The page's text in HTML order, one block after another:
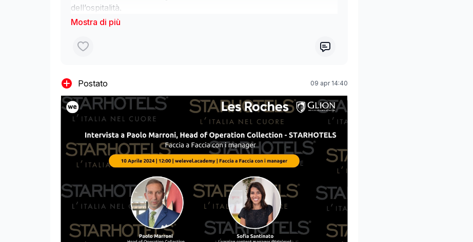
dell’ospitalità.
alberghiero, iscriviti all’evento da questo
Postato 09 apr 14:40